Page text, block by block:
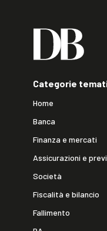
Categorie
Home
Banca
Finanza e mercati
Assicurazioni e
Società
Fiscalità e bilancio
Fallimento